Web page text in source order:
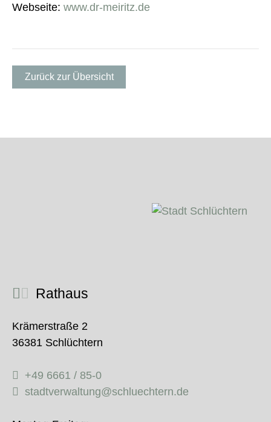
Webseite: www.dr-meiritz.de
Zurück zur Übersicht
Rathaus
Krämerstraße 2
36381 Schlüchtern
+49 6661 / 85-0
stadtverwaltung@schluechtern.de